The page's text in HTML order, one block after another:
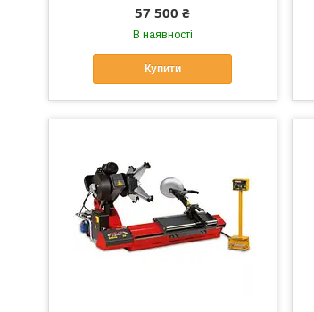
57 500 ₴
В наявності
Купити